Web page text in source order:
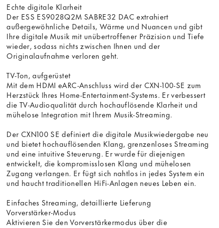
Echte digitale Klarheit
Der ESS ES9028Q2M SABRE32 DAC extrahiert
außergewöhnliche Details, Wärme und Nuancen und gibt
Ihre digitale Musik mit unübertroffener Präzision und Tiefe
wieder, sodass nichts zwischen Ihnen und der
Originalaufnahme verloren geht.
TV-Ton, aufgerüstet
Mit dem HDMI eARC-Anschluss wird der CXN-100-SE zum
Herzstück Ihres Home-Entertainment-Systems. Er verbessert
die TV-Audioqualität durch hochauflösende Klarheit und
mühelose Integration mit Ihrem Musik-Streaming.
Der CXN100 SE definiert die digitale Musikwiedergabe neu
und bietet hochauflösenden Klang, grenzenloses Streaming
und eine intuitive Steuerung. Er wurde für diejenigen
entwickelt, die kompromisslosen Klang und mühelosen
Zugang verlangen. Er fügt sich nahtlos in jedes System ein
und haucht traditionellen HiFi-Anlagen neues Leben ein.
Einfaches Streaming, detaillierte Lieferung
Vorverstärker-Modus
Aktivieren Sie den Vorverstärkermodus über die